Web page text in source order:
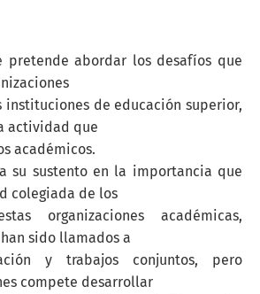
pretende abordar los desafíos que
instituciones de educación superior,
actividad que
académicos.
su sustento en la importancia que
colegiada de los
organizaciones académicas,
sido llamados a
y trabajos conjuntos, pero
compete desarrollar